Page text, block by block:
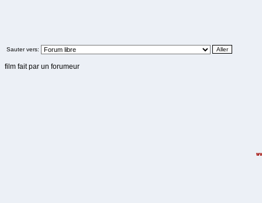
Sauter vers:
film fait par un forumeur